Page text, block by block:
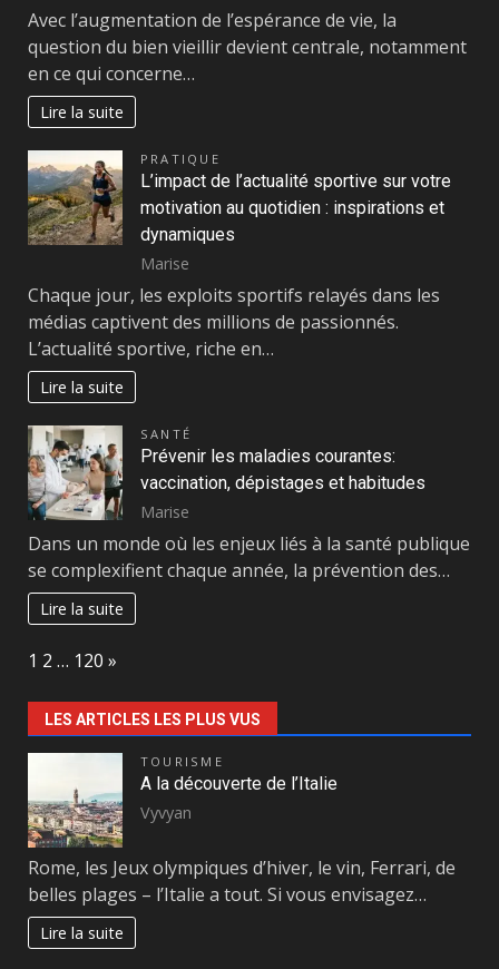
Avec l’augmentation de l’espérance de vie, la
question du bien vieillir devient centrale, notamment
en ce qui concerne…
Lire la suite
PRATIQUE
L’impact de l’actualité sportive sur votre
motivation au quotidien : inspirations et
dynamiques
Marise
Chaque jour, les exploits sportifs relayés dans les
médias captivent des millions de passionnés.
L’actualité sportive, riche en…
Lire la suite
SANTÉ
Prévenir les maladies courantes:
vaccination, dépistages et habitudes
Marise
Dans un monde où les enjeux liés à la santé publique
se complexifient chaque année, la prévention des…
Lire la suite
Page:
1 2 … 120 Next
»
LES ARTICLES LES PLUS VUS
TOURISME
A la découverte de l’Italie
Vyvyan
Rome, les Jeux olympiques d’hiver, le vin, Ferrari, de
belles plages – l’Italie a tout. Si vous envisagez…
Lire la suite